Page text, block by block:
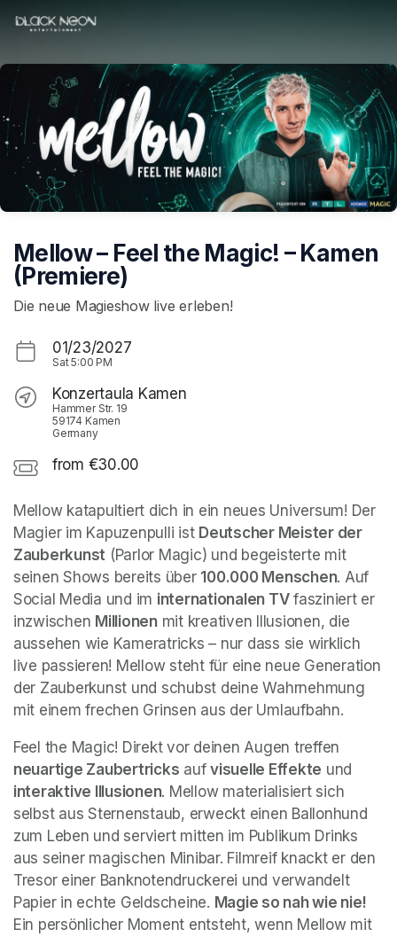
Mellow – Feel the Magic! – Kamen
(Premiere)
Die neue Magieshow live erleben!
01/23/2027
Sat5:00 PM
Konzertaula Kamen
Hammer Str. 19
59174 Kamen
Germany
from €30.00
Mellow katapultiert dich in ein neues Universum! Der
Magier im Kapuzenpulli ist Deutscher Meister der
Zauberkunst (Parlor Magic) und begeisterte mit
seinen Shows bereits über 100.000 Menschen. Auf
Social Media und im internationalen TV fasziniert er
inzwischen Millionen mit kreativen Illusionen, die
aussehen wie Kameratricks – nur dass sie wirklich
live passieren! Mellow steht für eine neue Generation
der Zauberkunst und schubst deine Wahrnehmung
mit einem frechen Grinsen aus der Umlaufbahn.
neuartige Zaubertricks auf visuelle Effekte
interaktive Illusionen. Mellow materialisiert sich
selbst aus Sternenstaub, erweckt einen Ballonhund
zum Leben und serviert mitten im Publikum Drinks
aus seiner magischen Minibar. Filmreif knackt er den
Tresor einer Banknotendruckerei und verwandelt
Papier in echte Geldscheine. Magie so nah wie nie!
Ein persönlicher Moment entsteht, wenn Mellow mit